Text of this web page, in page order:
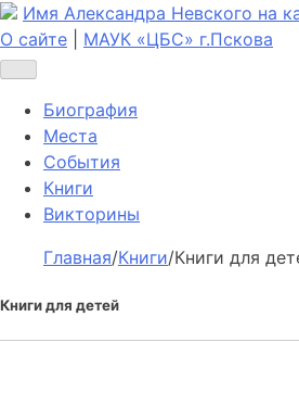
Имя Александра Невского на
О сайте
МАУК «ЦБС» г.Пскова
Биография
Места
События
Книги
Викторины
Главная/Книги/Книги для
Книги для детей